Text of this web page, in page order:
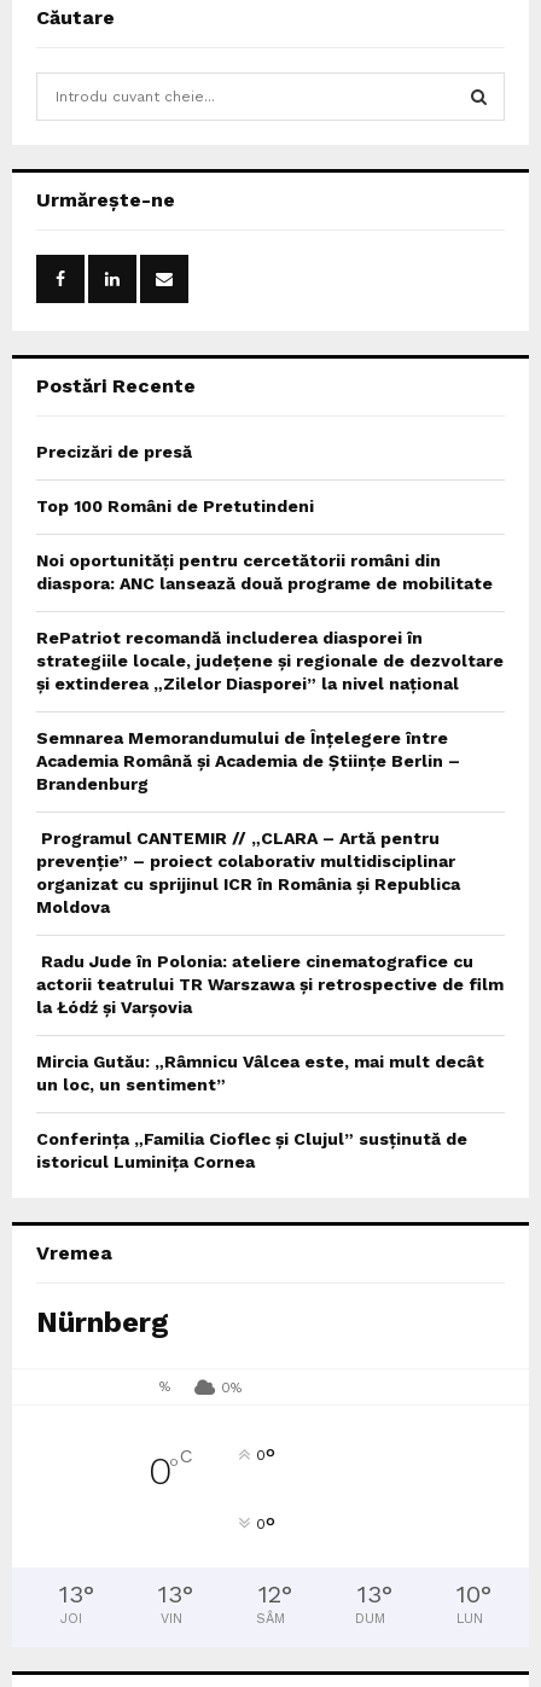
Căutare
h
Urmărește-ne
Postări Recente
Precizări de presă
Top 100 Români de Pretutindeni
Noi oportunități pentru cercetătorii români din
diaspora: ANC lansează două programe de mobilitate
RePatriot recomandă includerea diasporei în
strategiile locale, județene și regionale de dezvoltare
și extinderea „Zilelor Diasporei” la nivel național
Semnarea Memorandumului de Înțelegere între
Academia Română și Academia de Științe Berlin –
Brandenburg
Programul CANTEMIR // „CLARA – Artă pentru
prevenție” – proiect colaborativ multidisciplinar
organizat cu sprijinul ICR în România și Republica
Moldova
Radu Jude în Polonia: ateliere cinematografice cu
actorii teatrului TR Warszawa și retrospective de film
la Łódź și Varșovia
Mircia Gutău: „Râmnicu Vâlcea este, mai mult decât
un loc, un sentiment”
Conferința „Familia Cioflec și Clujul” susținută de
istoricul Luminița Cornea
Vremea
Nürnberg
% 0%
0°C 0°
0°
13°
JOI
13°
VIN
12°
SÂM
13°
DUM
10°
LUN